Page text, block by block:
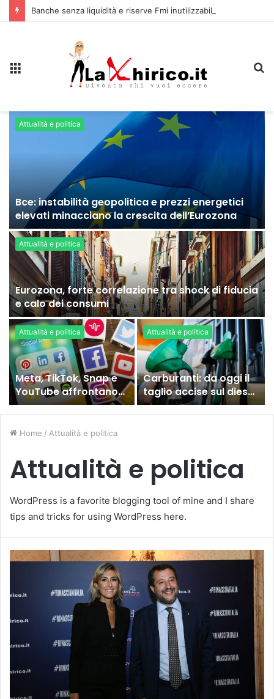
Attualità e politica
Bce: instabilità geopolitica e prezzi energetici
elevati minacciano la crescita dell’Eurozona
Attualità e politica
Eurozona, forte correlazione tra shock di fiducia
e calo dei consumi
Attualità e politica
Meta, TikTok, Snap e
YouTube affrontano
una nuova causa
legale negli Stati Uniti
Attualità e politica
Carburanti: da oggi il
taglio accise sul diesel,
ecco cosa sta
succedendo
Home / Attualità e politica
Attualità e politica
WordPress is a favorite blogging tool of mine and I share
tips and tricks for using WordPress here.